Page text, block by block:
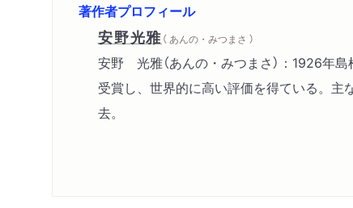
著作者プロフィール
安野光雅（ あんの・みつまさ ）
安野 光雅（あんの・みつまさ）：1926年
受賞し、世界的に高い評価を得ている。主
去。